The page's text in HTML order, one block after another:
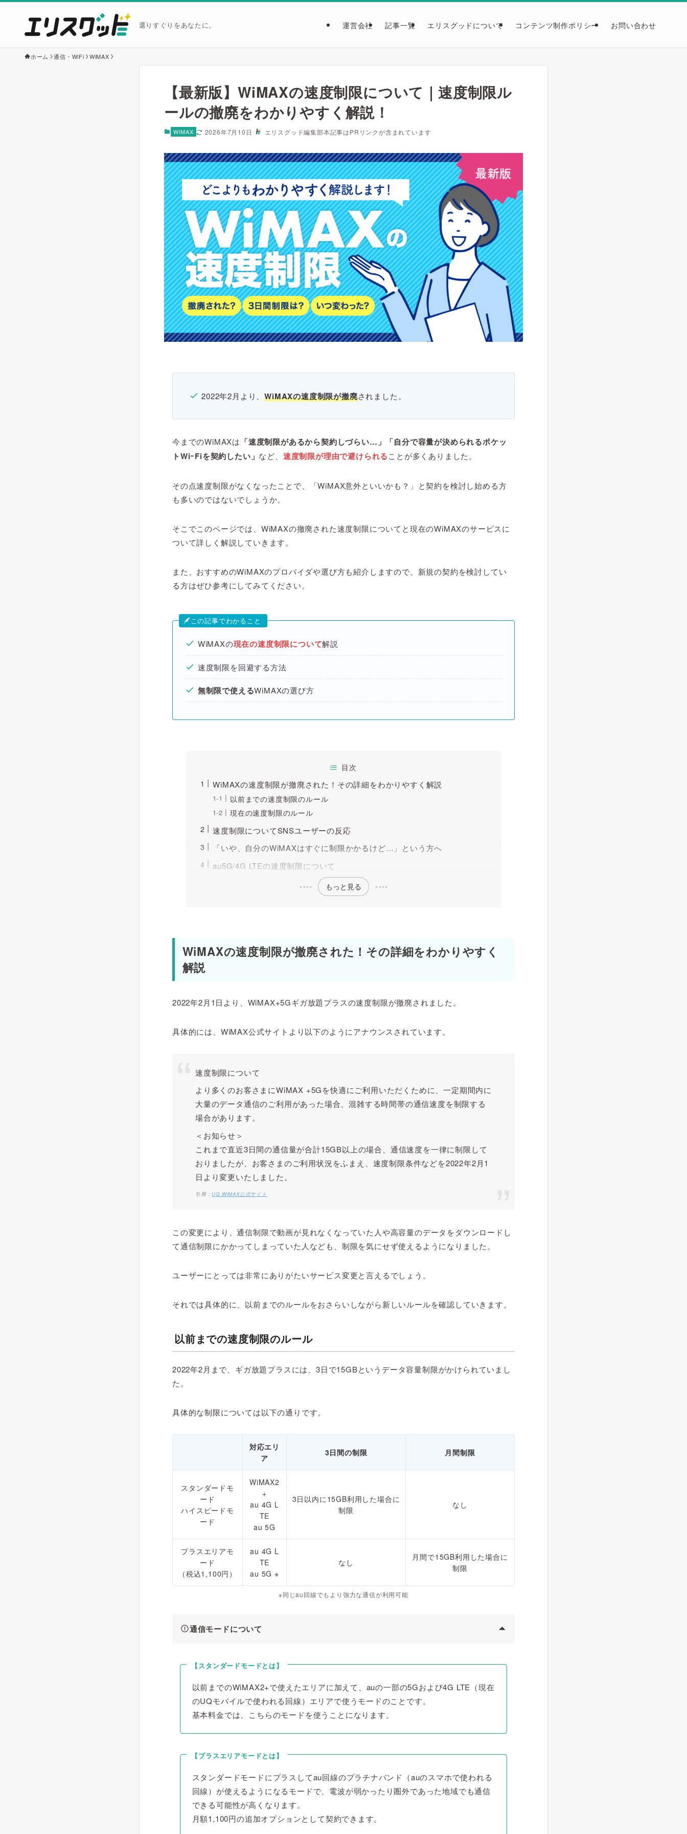
選りすぐりをあなたに。 運営会社 記事一覧 エリスグッドについて コンテンツ制作ポリシー お問い合わせ
ホーム 通信・WiFi WiMAX
【最新版】WiMAXの速度制限について｜速度制限ル
ールの撤廃をわかりやすく解説！
WiMAX 2026年7月10日 エリスグッド編集部本記事はPRリンクが含まれています
2022年2月より、WiMAXの速度制限が撤廃されました。
今までのWiMAXは 「速度制限があるから契約しづらい…」「自分で容量が決められるポケッ
トWiｰFiを契約したい」 など、 速度制限が理由で避けられることが多くありました。
その点速度制限がなくなったことで、「WiMAX意外といいかも？」と契約を検討し始める方
も多いのではないでしょうか。
そこでこのページでは、WiMAXの撤廃された速度制限についてと現在のWiMAXのサービスに
ついて詳しく解説していきます。
また、おすすめのWiMAXのプロバイダや選び方も紹介しますので、新規の契約を検討してい
る方はぜひ参考にしてみてください。
この記事でわかること
WiMAXの現在の速度制限について解説
速度制限を回避する方法
無制限で使えるWiMAXの選び方
目次
WiMAXの速度制限が撤廃された！その詳細をわかりやすく解説
以前までの速度制限のルール
現在の速度制限のルール
速度制限についてSNSユーザーの反応
「いや、自分のWiMAXはすぐに制限かかるけど…」という方へ
au5G/4G LTEの速度制限について
もっと見る
WiMAXの速度制限が撤廃された！その詳細をわかりやすく
解説
2022年2月1日より、WiMAX+5Gギガ放題プラスの速度制限が撤廃されました。
具体的には、WiMAX公式サイトより以下のようにアナウンスされています。
速度制限について
より多くのお客さまにWiMAX +5Gを快適にご利用いただくために、一定期間内に
大量のデータ通信のご利用があった場合、混雑する時間帯の通信速度を制限する
場合があります。
＜お知らせ＞
これまで直近3日間の通信量が合計15GB以上の場合、通信速度を一律に制限して
おりましたが、お客さまのご利用状況をふまえ、速度制限条件などを2022年2月1
日より変更いたしました。
引用：UQ WiMAX公式サイト
この変更により、通信制限で動画が見れなくなっていた人や高容量のデータをダウンロードし
て通信制限にかかってしまっていた人なども、制限を気にせず使えるようになりました。
ユーザーにとっては非常にありがたいサービス変更と言えるでしょう。
それでは具体的に、以前までのルールをおさらいしながら新しいルールを確認していきます。
以前までの速度制限のルール
2022年2月まで、ギガ放題プラスには、3日で15GBというデータ容量制限がかけられていまし
た。
具体的な制限については以下の通りです。
対応エリ
ア
3日間の制限 月間制限
スタンダードモ
ード
ハイスピードモ
ード
WiMAX2
+
au 4G L
TE
au 5G
3日以内に15GB利用した場合に
制限
なし
プラスエリアモ
ード
（税込1,100円）
au 4G L
TE
au 5G ※
なし
月間で15GB利用した場合に
制限
※同じau回線でもより強力な通信が利用可能
通信モードについて
【スタンダードモードとは】
以前までのWiMAX2+で使えたエリアに加えて、auの一部の5Gおよび4G LTE（現在
のUQモバイルで使われる回線）エリアで使うモードのことです。
基本料金では、こちらのモードを使うことになります。
【プラスエリアモードとは】
スタンダードモードにプラスしてau回線のプラチナバンド（auのスマホで使われる
回線）が使えるようになるモードで、電波が弱かったり圏外であった地域でも通信
できる可能性が高くなります。
月額1,100円の追加オプションとして契約できます。